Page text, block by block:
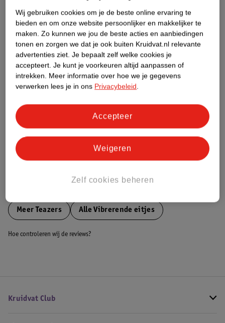
Productinformatie
Etiketinformatie
Nature Impact Score
Dit product heeft (nog) geen Nature
Bestel & Bezorginformatie
MeerTeazers Alle Vibrerende eitjes
Hoe controleren wij de reviews?
Kruidvat Club
Wij gebruiken cookies om je de beste online ervaring te
bieden en om onze website persoonlijker en makkelijker te
maken. Zo kunnen we jou de beste acties en aanbiedingen
tonen en zorgen we dat je ook buiten Kruidvat.nl relevante
advertenties ziet. Je bepaalt zelf welke cookies je
accepteert. Je kunt je voorkeuren altijd aanpassen of
intrekken. Meer informatie over hoe we je gegevens
verwerken lees je in ons Privacybeleid.
Zelf cookies beheren
Weigeren
Accepteer